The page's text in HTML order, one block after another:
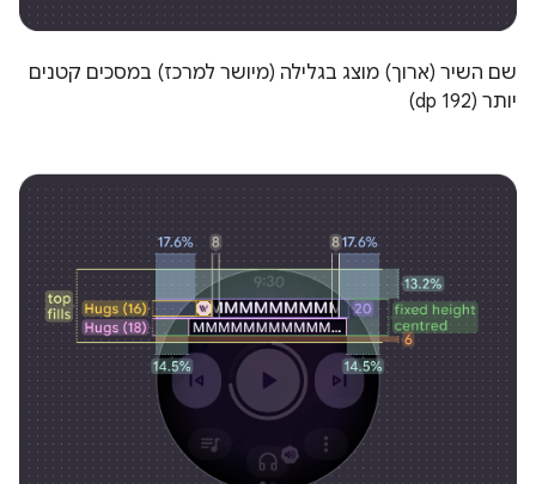
שם השיר (ארוך) מוצג בגלילה (מיושר למרכז) במסכים קטנים
יותר (192 dp)